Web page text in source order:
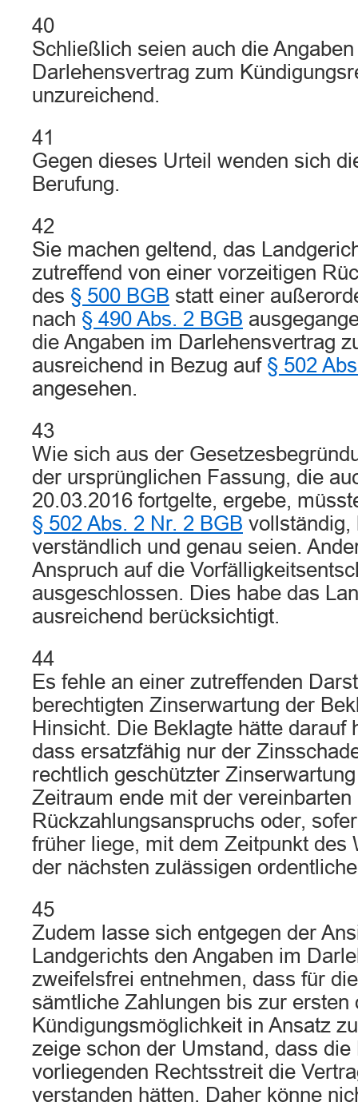
40
Schließlich seien auch die
Darlehensvertrag zum
unzureichend.
41
Gegen dieses Urteil wenden sich
Berufung.
42
Sie machen geltend, das
zutreffend von einer vorzeitigen
des § 500 BGB statt einer
nach § 490 Abs. 2 BGB
die Angaben im Darlehensvertrag
ausreichend in Bezug auf § 502
angesehen.
43
Wie sich aus der
der ursprünglichen Fassung, die
20.03.2016 fortgelte, ergebe,
§ 502 Abs. 2 Nr. 2 BGB vollständig,
verständlich und genau seien.
Anspruch auf die
ausgeschlossen. Dies habe das
ausreichend berücksichtigt.
44
Es fehle an einer zutreffenden
berechtigten Zinserwartung der
Hinsicht. Die Beklagte hätte darauf
dass ersatzfähig nur der
rechtlich geschützter
Zeitraum ende mit der
Rückzahlungsanspruchs oder,
früher liege, mit dem Zeitpunkt des
der nächsten zulässigen
45
Zudem lasse sich entgegen der
Landgerichts den Angaben im
zweifelsfrei entnehmen, dass für
sämtliche Zahlungen bis zur ersten
Kündigungsmöglichkeit in Ansatz
zeige schon der Umstand, dass
vorliegenden Rechtsstreit die
verstanden hätten. Daher könne